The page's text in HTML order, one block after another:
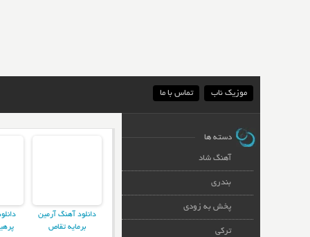
موزیک ناب تماس با ما
دانلود آهنگ آرمین
برمایه تقاص
دسته ها
آهنگ شاد
بندری
پخش به زودی
ترکی